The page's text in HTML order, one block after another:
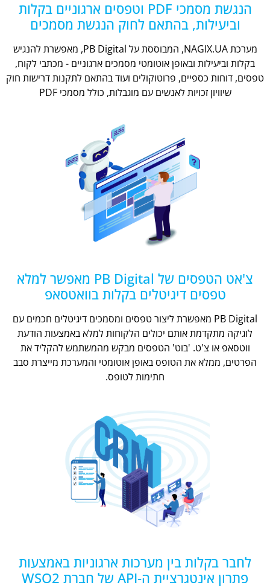
הנגשת מסמכי PDF וטפסים ארגוניים בקלות
וביעילות, בהתאם לחוק הנגשת מסמכים
מערכת NAGIX.UA, המבוססת על PB Digital, מאפשרת להנגיש
בקלות וביעילות ובאופן אוטומטי מסמכים ארגוניים - מכתבי לקוח,
טפסים, דוחות כספיים, פרוטוקולים ועוד בהתאם לתקנות דרישות חוק
שיוויון זכויות לאנשים עם מוגבלות, כולל מסמכי PDF
צ'אט הטפסים של PB Digital מאפשר למלא
טפסים דיגיטלים בקלות בוואטסאפ
PB Digital מאפשרת ליצור טפסים ומסמכים דיגיטלים חכמים עם
לוגיקה מתקדמת אותם יכולים הלקוחות למלא באמצעות הודעת
ווטסאפ או צ'ט. 'בוט' הטפסים מבקש מהמשתמש להקליד את
הפרטים, ממלא את הטופס באופן אוטומטי והמערכת מייצרת סבב
חתימות לטופס.
לחבר בקלות בין מערכות ארגוניות באמצעות
פתרון אינטגרציית ה-API של חברת WSO2